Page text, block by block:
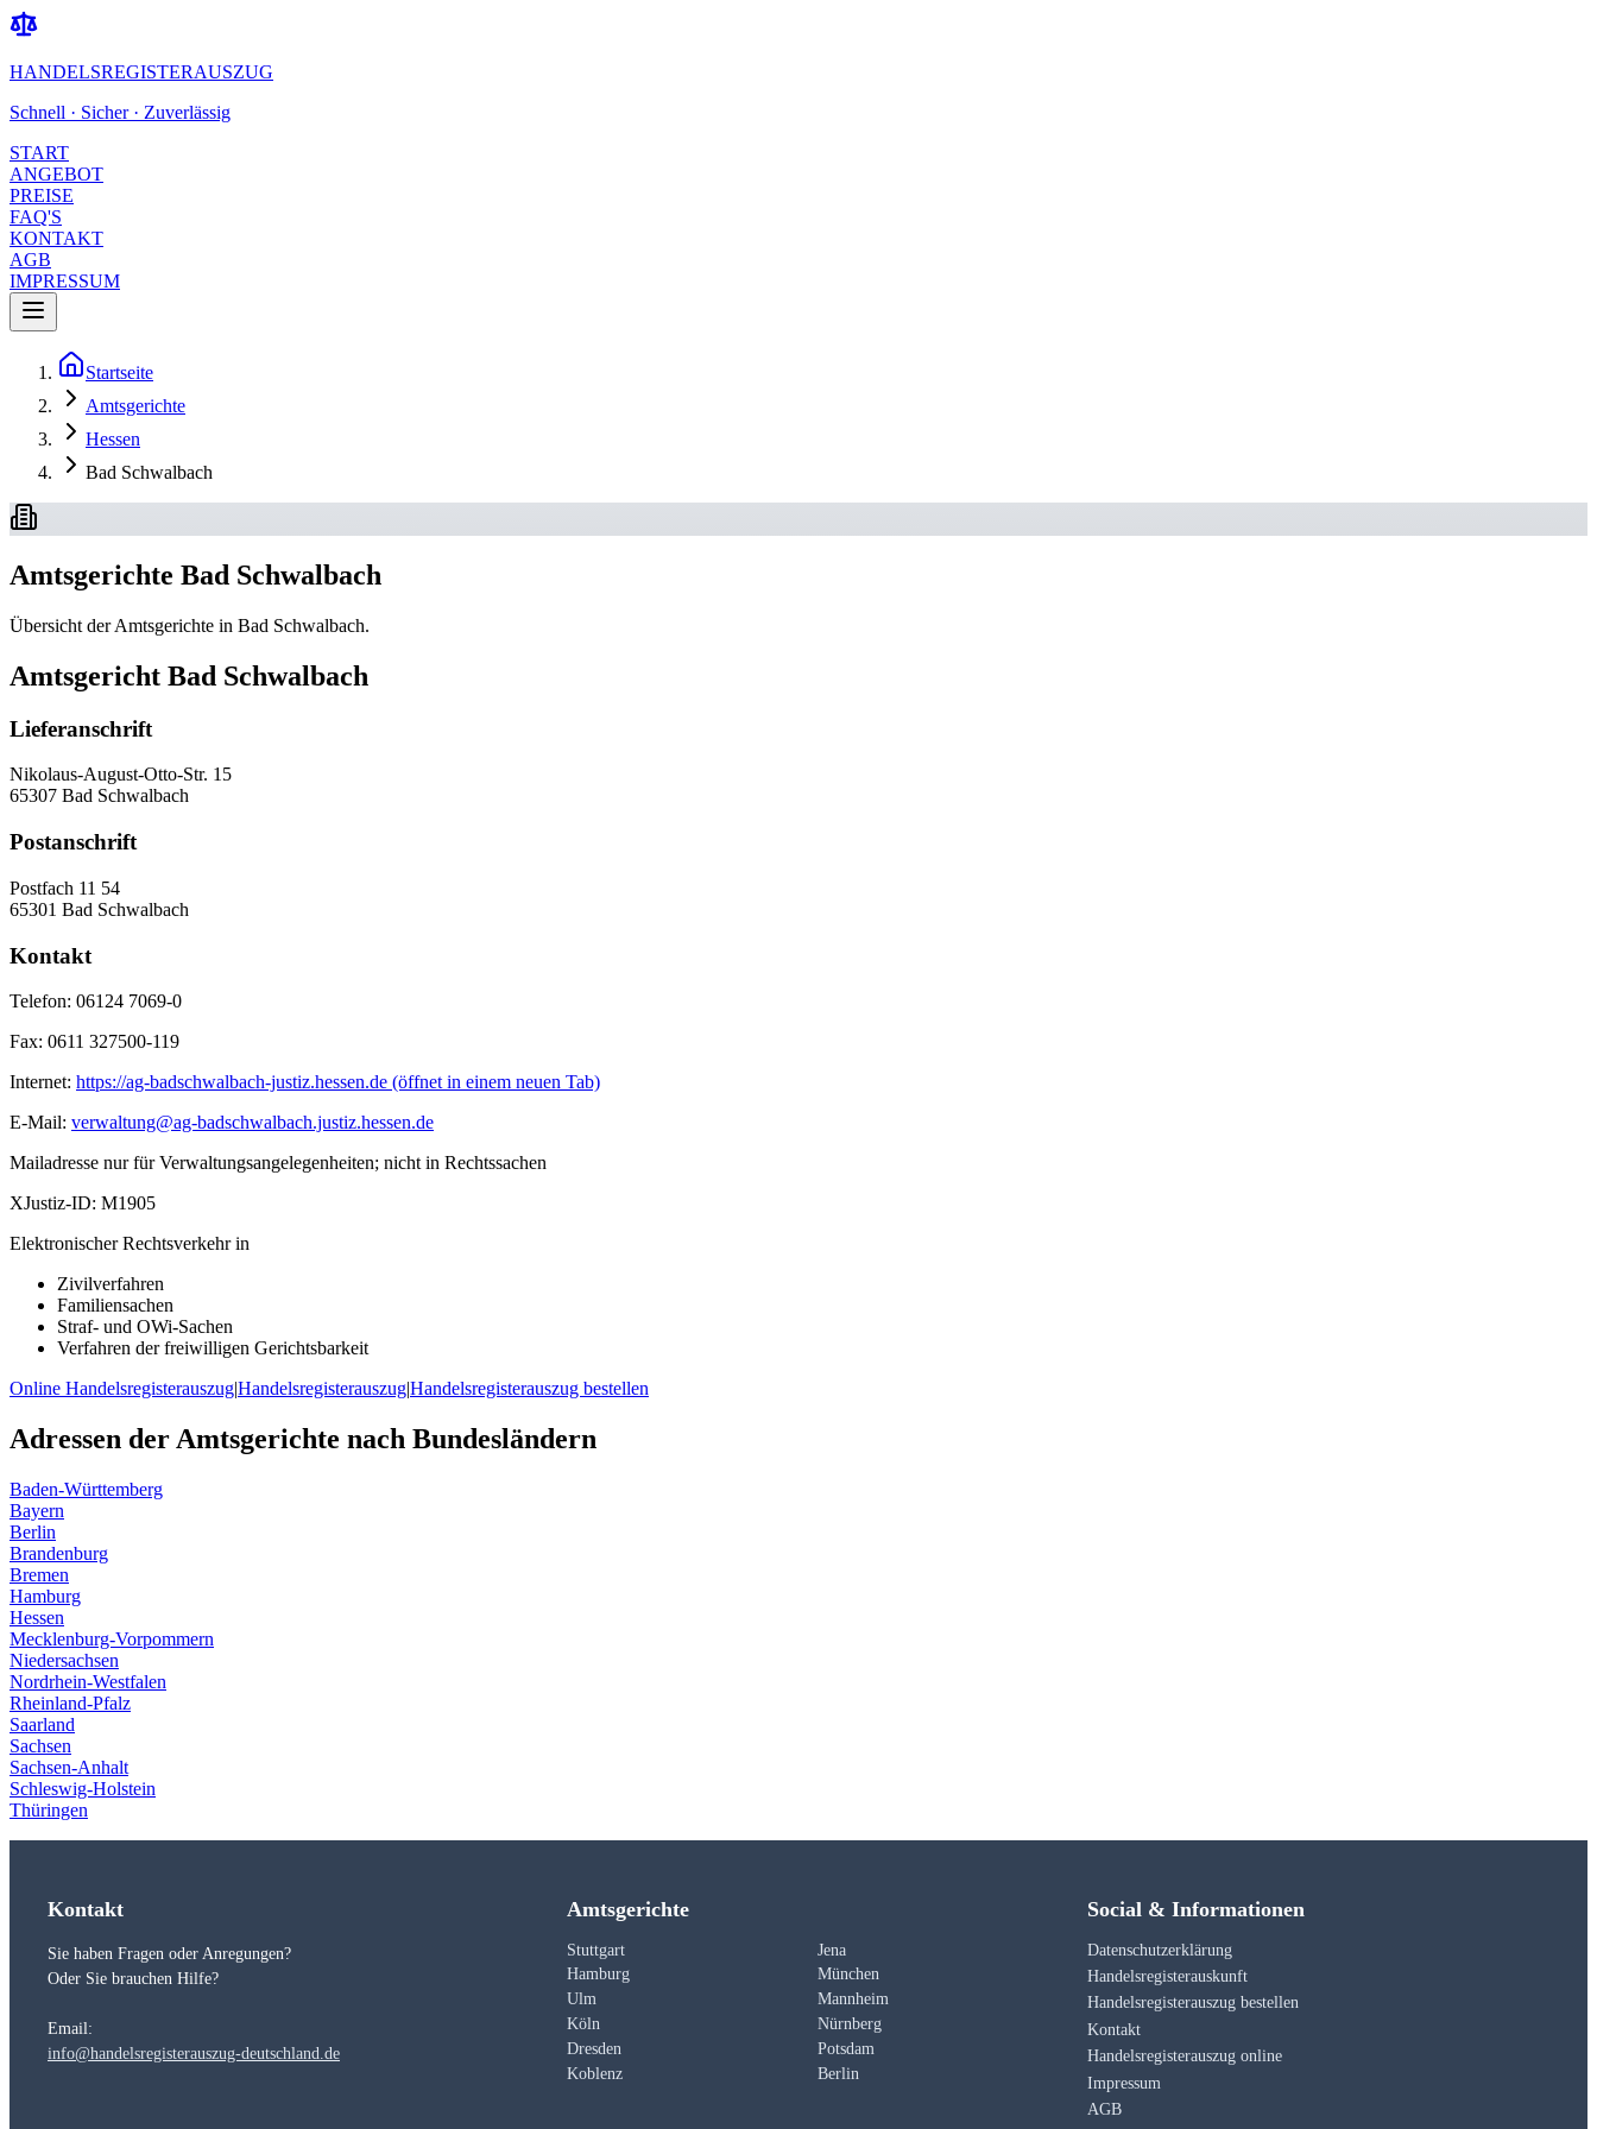
HANDELSREGISTERAUSZUG
Schnell · Sicher · Zuverlässig
START
ANGEBOT
PREISE
FAQ'S
KONTAKT
AGB
IMPRESSUM
Startseite
Amtsgerichte
Hessen
Bad Schwalbach
Amtsgerichte Bad Schwalbach
Übersicht der Amtsgerichte in Bad Schwalbach.
Amtsgericht Bad Schwalbach
Lieferanschrift
Nikolaus-August-Otto-Str. 15
65307 Bad Schwalbach
Postanschrift
Postfach 11 54
65301 Bad Schwalbach
Kontakt
Telefon: 06124 7069-0
Fax: 0611 327500-119
Internet: https://ag-badschwalbach-justiz.hessen.de (öffnet in einem neuen Tab)
E-Mail: verwaltung@ag-badschwalbach.justiz.hessen.de
Mailadresse nur für Verwaltungsangelegenheiten; nicht in Rechtssachen
XJustiz-ID: M1905
Elektronischer Rechtsverkehr in
Zivilverfahren
Familiensachen
Straf- und OWi-Sachen
Verfahren der freiwilligen Gerichtsbarkeit
Online Handelsregisterauszug|Handelsregisterauszug|Handelsregisterauszug bestellen
Adressen der Amtsgerichte nach Bundesländern
Baden-Württemberg
Bayern
Berlin
Brandenburg
Bremen
Hamburg
Hessen
Mecklenburg-Vorpommern
Niedersachsen
Nordrhein-Westfalen
Rheinland-Pfalz
Saarland
Sachsen
Sachsen-Anhalt
Schleswig-Holstein
Thüringen
Kontakt
Sie haben Fragen oder Anregungen?
Oder Sie brauchen Hilfe?
Email:
info@handelsregisterauszug-deutschland.de
Amtsgerichte
Stuttgart
Jena
Hamburg
München
Ulm
Mannheim
Köln
Nürnberg
Dresden
Potsdam
Koblenz
Berlin
Social & Informationen
Datenschutzerklärung
Handelsregisterauskunft
Handelsregisterauszug bestellen
Kontakt
Handelsregisterauszug online
Impressum
AGB